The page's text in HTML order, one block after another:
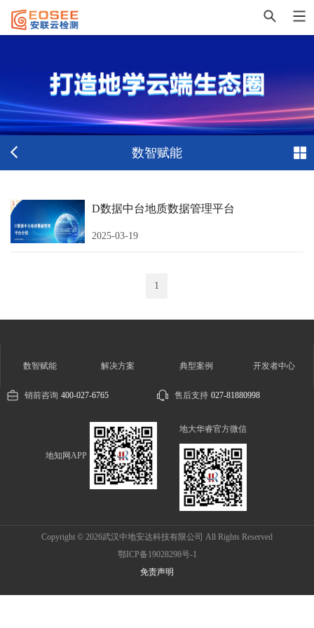
数智赋能
D数据中台地质数据管理平台
2025-03-19
1
数智赋能 解决方案 典型案例 开发者中心
销前咨询 400-027-6765 售后支持 027-81880998
地知网APP
地大华睿官方微信
Copyright © 2026武汉中地安达科技有限公司 All Rights Reserved
鄂ICP备19028298号-1
免责声明